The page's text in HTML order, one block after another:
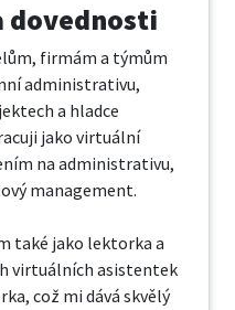
dovednosti
firmám a týmům
administrativu,
a hladce
jako virtuální
na administrativu,
management.
také jako lektorka a
virtuálních asistentek
což mi dává skvělý